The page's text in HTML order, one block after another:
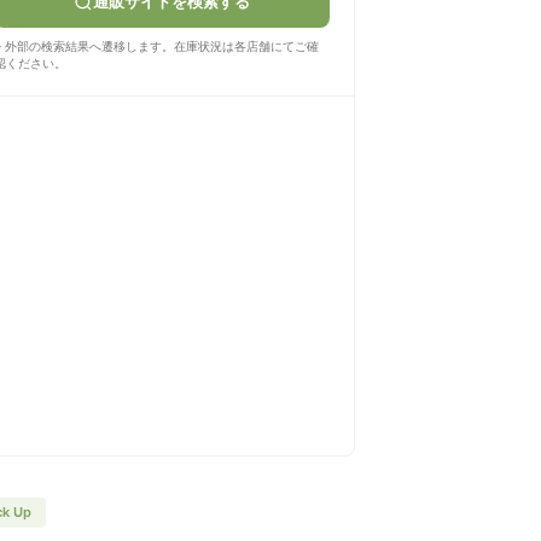
外部の検索結果へ遷移します。在庫状況は各店舗にてご確
ください。
Up